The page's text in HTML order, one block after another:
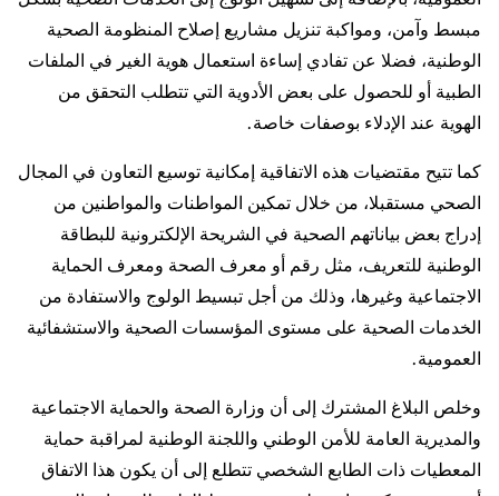
مبسط وآمن، ومواكبة تنزيل مشاريع إصلاح المنظومة الصحية
الوطنية، فضلا عن تفادي إساءة استعمال هوية الغير في الملفات
الطبية أو للحصول على بعض الأدوية التي تتطلب التحقق من
الهوية عند الإدلاء بوصفات خاصة.
كما تتيح مقتضيات هذه الاتفاقية إمكانية توسيع التعاون في المجال
الصحي مستقبلا، من خلال تمكين المواطنات والمواطنين من
إدراج بعض بياناتهم الصحية في الشريحة الإلكترونية للبطاقة
الوطنية للتعريف، مثل رقم أو معرف الصحة ومعرف الحماية
الاجتماعية وغيرها، وذلك من أجل تبسيط الولوج والاستفادة من
الخدمات الصحية على مستوى المؤسسات الصحية والاستشفائية
العمومية.
وخلص البلاغ المشترك إلى أن وزارة الصحة والحماية الاجتماعية
والمديرية العامة للأمن الوطني واللجنة الوطنية لمراقبة حماية
المعطيات ذات الطابع الشخصي تتطلع إلى أن يكون هذا الاتفاق